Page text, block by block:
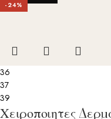
-24%
36
37
39
Χειροποιητες